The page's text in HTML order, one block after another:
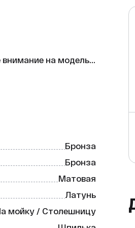
на модель
кухонной мойке и
Бронза
Бронза
Матовая
Латунь
мойку / Столешницу